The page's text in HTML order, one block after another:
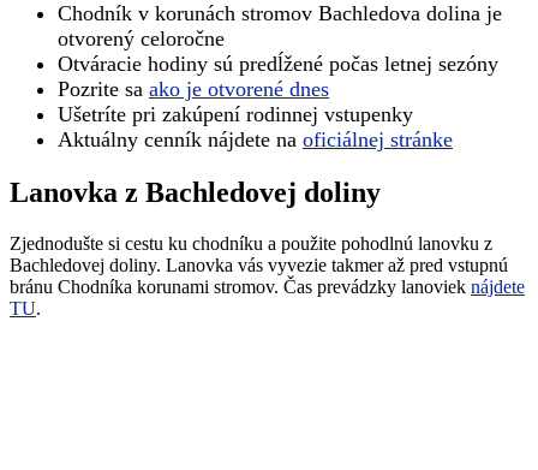
Chodník v korunách stromov Bachledova dolina je
otvorený celoročne
Otváracie hodiny sú predĺžené počas letnej sezóny
Pozrite sa ako je otvorené dnes
Ušetríte pri zakúpení rodinnej vstupenky
Aktuálny cenník nájdete na oficiálnej stránke
Lanovka z Bachledovej doliny
Zjednodušte si cestu ku chodníku a použite pohodlnú lanovku z
Bachledovej doliny. Lanovka vás vyvezie takmer až pred vstupnú
bránu Chodníka korunami stromov. Čas prevádzky lanoviek nájdete
TU.